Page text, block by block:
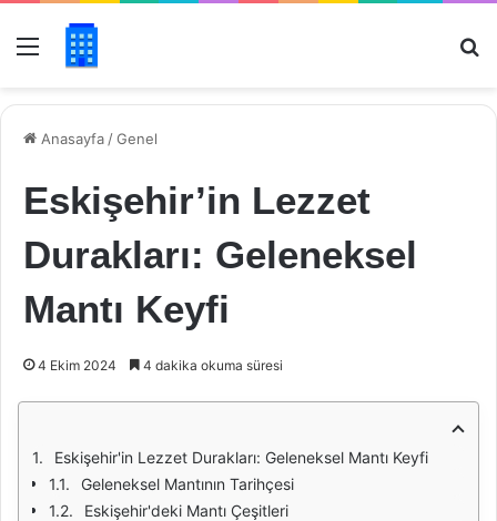
Menü
Anasayfa /Genel
Eskişehir’in Lezzet
Durakları: Geleneksel
Mantı Keyfi
4 Ekim 2024 4 dakika okuma süresi
Eskişehir'in Lezzet Durakları: Geleneksel Mantı Keyfi
Geleneksel Mantının Tarihçesi
Eskişehir'deki Mantı Çeşitleri